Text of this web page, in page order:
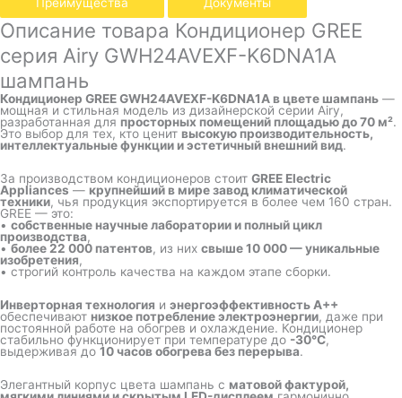
Описание товара Кондиционер GREE
серия Airy GWH24AVEXF-K6DNA1A
шампань
Кондиционер GREE GWH24AVEXF-K6DNA1A в цвете шампань —
мощная и стильная модель из дизайнерской серии Airy,
разработанная для просторных помещений площадью до 70 м².
Это выбор для тех, кто ценит высокую производительность,
интеллектуальные функции и эстетичный внешний вид.
За производством кондиционеров стоит GREE Electric
Appliances — крупнейший в мире завод климатической
техники, чья продукция экспортируется в более чем 160 стран.
GREE — это:
• собственные научные лаборатории и полный цикл
производства,
•более 22 000 патентов, из них свыше 10 000 — уникальные
изобретения,
• строгий контроль качества на каждом этапе сборки.
Инверторная технология и энергоэффективность A++
обеспечивают низкое потребление электроэнергии, даже при
постоянной работе на обогрев и охлаждение. Кондиционер
стабильно функционирует при температуре до -30°C,
выдерживая до 10 часов обогрева без перерыва.
Элегантный корпус цвета шампань с матовой фактурой,